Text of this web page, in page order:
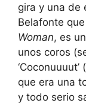
gira y una de
Belafonte
Woman, es
unos coros
que era una
y todo serio